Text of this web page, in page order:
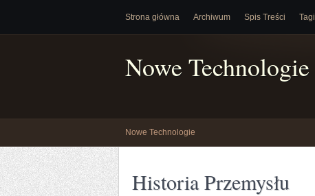
Strona główna Archiwum Spis Treści Tagi
Nowe Technologie
Nowe Technologie
Historia Przemysłu